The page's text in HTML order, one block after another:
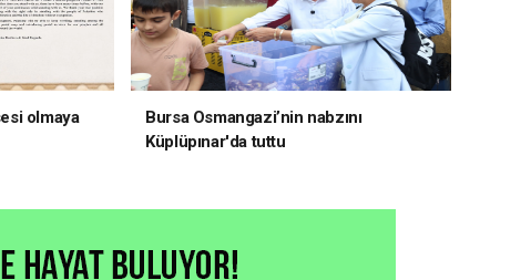
olmaya
Bursa Osmangazi’nin nabzını
Küplüpınar'da tuttu